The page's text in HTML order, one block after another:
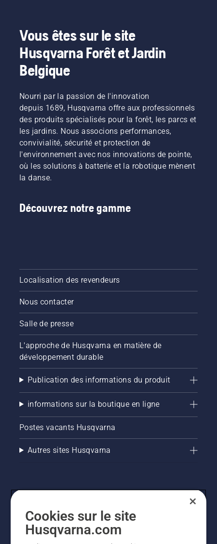
Vous êtes sur le site
Husqvarna Forêt et Jardin
Belgique
Nourri par la passion de l'innovation
depuis 1689, Husqvarna offre aux professionnels
des produits spécialisés pour la forêt, les parcs et
les jardins. Nous associons performances,
convivialité, sécurité et protection de
l'environnement avec nos innovations de pointe,
où les solutions à batterie et la robotique mènent
la danse.
Découvrez notre gamme
Localisation des revendeurs
Nous contacter
Salle de presse
L'approche de Husqvarna en matière de
développement durable
Publication des informations du produit
informations sur la boutique en ligne
Postes vacants Husqvarna
Autres sites Husqvarna
Cookies sur le site
Husqvarna.com